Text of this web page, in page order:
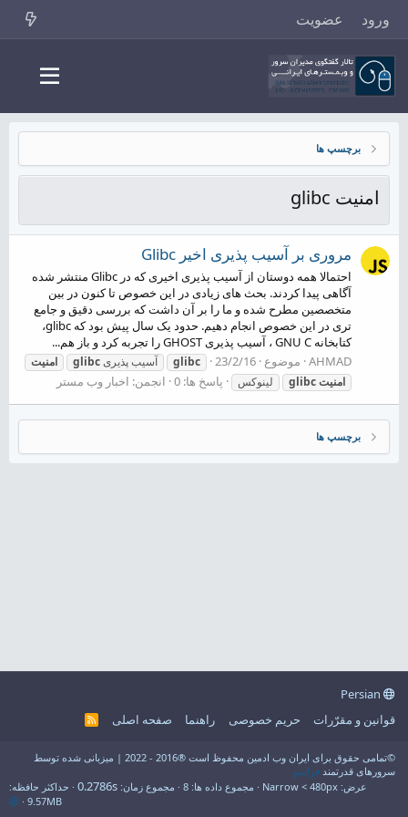
ورود عضویت
برچسپ ها
امنیت glibc
مروری بر آسیب پذیری اخیر Glibc
احتمالا همه دوستان از آسیب پذیری اخیری که در Glibc منتشر شده
آگاهی پیدا کردند. بحث های زیادی در این خصوص تا کنون در بین
متخصصین مطرح شده و ما را بر آن داشت که بررسی دقیق و جامع
تری در این خصوص انجام دهیم. حدود یک سال پیش بود که glibc،
کتابخانه GNU C ، آسیب پذیری GHOST را تجربه کرد و باز هم...
AHMAD موضوع 23/2/16
glibc آسیب پذیریglibc
امنیت
امنیتglibc لینوکس پاسخ ها: 0 انجمن: اخبار وب مستر
برچسپ ها
قوانین و مقرّرات
حریم خصوصی راهنما صفحه اصلی
R
©تمامی حقوق برای ایران وب ادمین محفوظ است ®2016 - 2022 | میزبانی شده توسط
سرورهای قدرتمند فراسو
عرض
مجموع داده ها 8 مجموع زمان 0.2786s
حداکثر حافظه
9.57MB